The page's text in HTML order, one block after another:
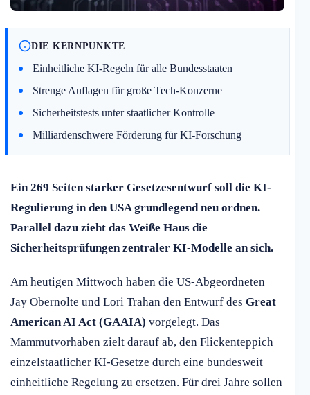
DIE KERNPUNKTE
Einheitliche KI-Regeln für alle Bundesstaaten
Strenge Auflagen für große Tech-Konzerne
Sicherheitstests unter staatlicher Kontrolle
Milliardenschwere Förderung für KI-Forschung
Ein 269 Seiten starker Gesetzesentwurf soll die KI-
Regulierung in den USA grundlegend neu ordnen.
Parallel dazu zieht das Weiße Haus die
Sicherheitsprüfungen zentraler KI-Modelle an sich.
Am heutigen Mittwoch haben die US-Abgeordneten
Jay Obernolte und Lori Trahan den Entwurf des Great
American AI Act (GAAIA) vorgelegt. Das
Mammutvorhaben zielt darauf ab, den Flickenteppich
einzelstaatlicher KI-Gesetze durch eine bundesweit
einheitliche Regelung zu ersetzen. Für drei Jahre sollen